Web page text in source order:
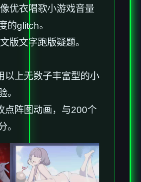
优衣唱歌小游戏音量
的glitch。
版文字跑版疑题。
以上无数子丰富型的小
。
点阵图动画，与200个
。